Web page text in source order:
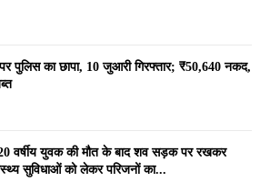
पुलिस का छापा, 10 जुआरी गिरफ्तार; ₹50,640 नकद,
वर्षीय युवक की मौत के बाद शव सड़क पर रखकर
सुविधाओं को लेकर परिजनों का...